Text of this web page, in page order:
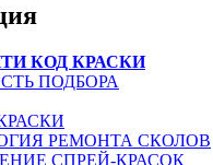
КОД КРАСКИ
ПОДБОРА
РЕМОНТА СКОЛОВ
СПРЕЙ-КРАСОК